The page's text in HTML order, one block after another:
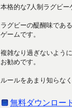
本格的な7人制ラグビー
ラグビーの醍醐味であ
ゲームです。
複雑なり過ぎないよう
お勧めです。
ルールをあまり知らな
無料ダウンロー